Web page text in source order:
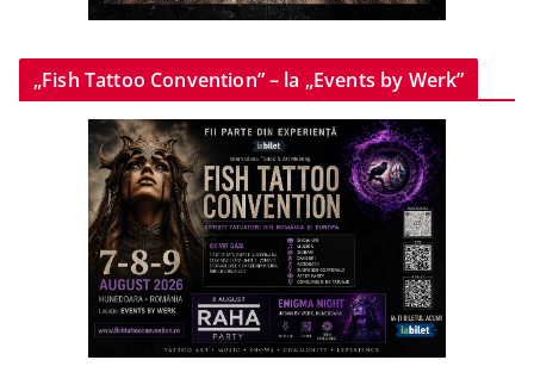
„Fish Tattoo Convention” – la „Events by Werk”